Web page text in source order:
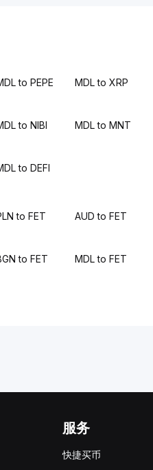
to PEPE MDL to XRP
to NIBI MDL to MNT
to DEFI
to FET AUD to FET
to FET MDL to FET
服务
快捷买币